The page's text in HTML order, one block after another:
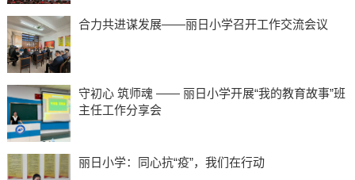
合力共进谋发展——丽日小学召开工作交流会议
守初心 筑师魂 —— 丽日小学开展“我的教育故事”班
主任工作分享会
丽日小学：同心抗“疫”，我们在行动